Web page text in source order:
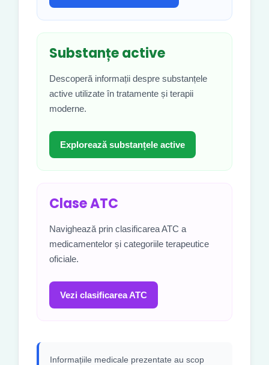
Substanțe active
Descoperă informații despre substanțele
active utilizate în tratamente și terapii
moderne.
Explorează substanțele active
Clase ATC
Navighează prin clasificarea ATC a
medicamentelor și categoriile terapeutice
oficiale.
Vezi clasificarea ATC
Informațiile medicale prezentate au scop